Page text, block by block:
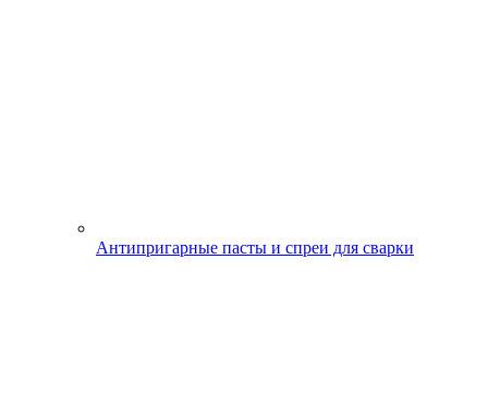
Антипригарные пасты и спреи для сварки